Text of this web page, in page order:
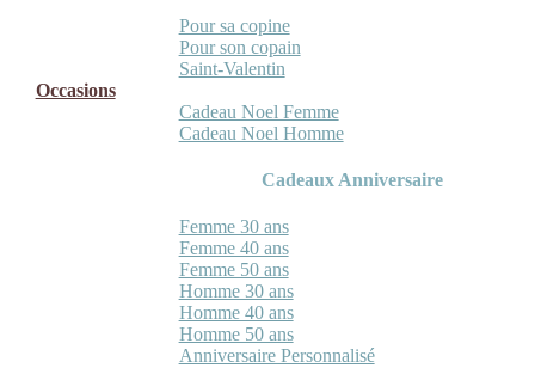
Pour sa copine
Pour son copain
Saint-Valentin
Occasions
Cadeau Noel Femme
Cadeau Noel Homme
Cadeaux Anniversaire
Femme 30 ans
Femme 40 ans
Femme 50 ans
Homme 30 ans
Homme 40 ans
Homme 50 ans
Anniversaire Personnalisé